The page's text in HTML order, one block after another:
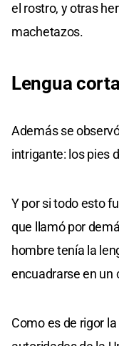
el rostro, y otras
machetazos.
Lengua
Además se
intrigante: los pies
Y por si todo esto
que llamó por
hombre tenía la
encuadrarse en un
Como es de rigor